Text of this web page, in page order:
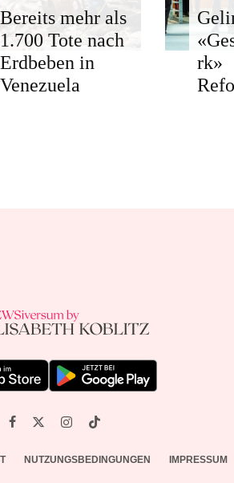
Bereits mehr als
1.700 Tote nach
Erdbeben in
Venezuela
rk»
NUTZUNGSBEDINGUNGEN IMPRESSUM